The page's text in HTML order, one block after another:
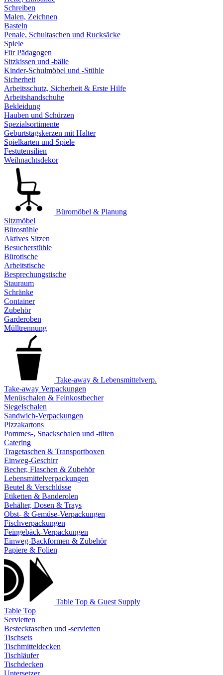
Schreiben
Malen, Zeichnen
Basteln
Penale, Schultaschen und Rucksäcke
Spiele
Für Pädagogen
Sitzkissen und -bälle
Kinder-Schulmöbel und -Stühle
Sicherheit
Arbeitsschutz, Sicherheit & Erste Hilfe
Arbeitshandschuhe
Bekleidung
Hauben und Schürzen
Spezialsortimente
Geburtstagskerzen mit Halter
Spielkarten und Spiele
Festutensilien
Weihnachtsdekor
Büromöbel & Planung
Sitzmöbel
Bürostühle
Aktives Sitzen
Besucherstühle
Bürotische
Arbeitstische
Besprechungstische
Stauraum
Schränke
Container
Zubehör
Garderoben
Mülltrennung
Take-away & Lebensmittelverp.
Take-away Verpackungen
Menüschalen & Feinkostbecher
Siegelschalen
Sandwich-Verpackungen
Pizzakartons
Pommes-, Snackschalen und -tüten
Catering
Tragetaschen & Transportboxen
Einweg-Geschirr
Becher, Flaschen & Zubehör
Lebensmittelverpackungen
Beutel & Verschlüsse
Etiketten & Banderolen
Behälter, Dosen & Trays
Obst- & Gemüse-Verpackungen
Fischverpackungen
Feingebäck-Verpackungen
Einweg-Backformen & Zubehör
Papiere & Folien
Table Top & Guest Supply
Table Top
Servietten
Bestecktaschen und -servietten
Tischsets
Tischmitteldecken
Tischläufer
Tischdecken